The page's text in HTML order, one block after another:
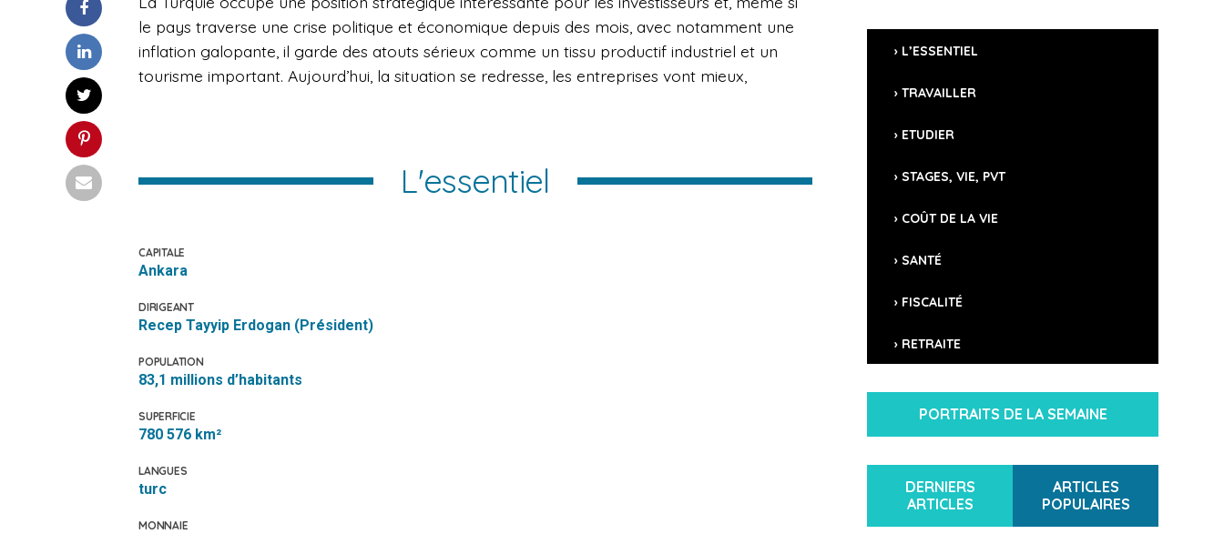
le pays traverse une crise politique et économique depuis des mois, avec notamment une
inflation galopante, il garde des atouts sérieux comme un tissu productif industriel et un
tourisme important. Aujourd’hui, la situation se redresse, les entreprises vont mieux,
L'essentiel
CAPITALE
Ankara
DIRIGEANT
Recep Tayyip Erdogan (Président)
POPULATION
83,1 millions d’habitants
SUPERFICIE
780 576 km²
LANGUES
turc
MONNAIE
L’ESSENTIEL
TRAVAILLER
ETUDIER
STAGES, VIE, PVT
COÛT DE LA VIE
SANTÉ
FISCALITÉ
RETRAITE
PORTRAITS DE LA SEMAINE
DERNIERS
ARTICLES
ARTICLES
POPULAIRES